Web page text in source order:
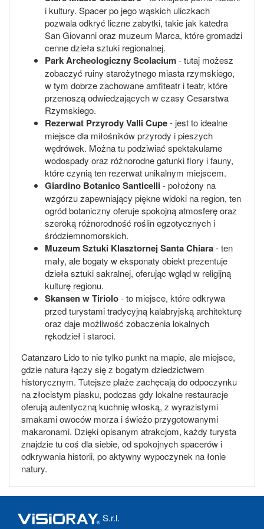
i kultury. Spacer po jego wąskich uliczkach
pozwala odkryć liczne zabytki, takie jak katedra
San Giovanni oraz muzeum Marca, które gromadzi
cenne dzieła sztuki regionalnej.
Park Archeologiczny Scolacium- tutaj możesz
zobaczyć ruiny starożytnego miasta rzymskiego,
w tym dobrze zachowane amfiteatr i teatr, które
przenoszą odwiedzających w czasy Cesarstwa
Rzymskiego.
Rezerwat Przyrody Valli Cupe- jest to idealne
miejsce dla miłośników przyrody i pieszych
wędrówek. Można tu podziwiać spektakularne
wodospady oraz różnorodne gatunki flory i fauny,
które czynią ten rezerwat unikalnym miejscem.
Giardino Botanico Santicelli- położony na
wzgórzu zapewniający piękne widoki na region, ten
ogród botaniczny oferuje spokojną atmosferę oraz
szeroką różnorodność roślin egzotycznych i
śródziemnomorskich.
Muzeum Sztuki Klasztornej Santa Chiara- ten
mały, ale bogaty w eksponaty obiekt prezentuje
dzieła sztuki sakralnej, oferując wgląd w religijną
kulturę regionu.
Skansen w Tiriolo- to miejsce, które odkrywa
przed turystami tradycyjną kalabryjską architekturę
oraz daje możliwość zobaczenia lokalnych
rękodzieł i staroci.
Catanzaro Lido to nie tylko punkt na mapie, ale miejsce,
gdzie natura łączy się z bogatym dziedzictwem
historycznym. Tutejsze plaże zachęcają do odpoczynku
na złocistym piasku, podczas gdy lokalne restauracje
oferują autentyczną kuchnię włoską, z wyrazistymi
smakami owoców morza i świeżo przygotowanymi
makaronami. Dzięki opisanym atrakcjom, każdy turysta
znajdzie tu coś dla siebie, od spokojnych spacerów i
odkrywania historii, po aktywny wypoczynek na łonie
natury.
S.r.l.